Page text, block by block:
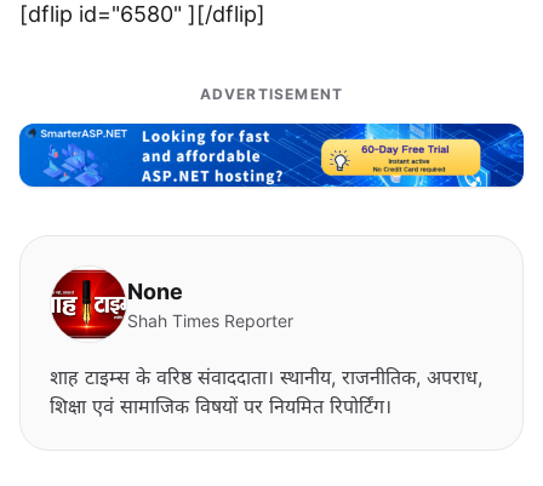
[dflip id="6580" ][/dflip]
ADVERTISEMENT
None
Shah Times Reporter
शाह टाइम्स के वरिष्ठ संवाददाता। स्थानीय, राजनीतिक, अपराध,
शिक्षा एवं सामाजिक विषयों पर नियमित रिपोर्टिंग।